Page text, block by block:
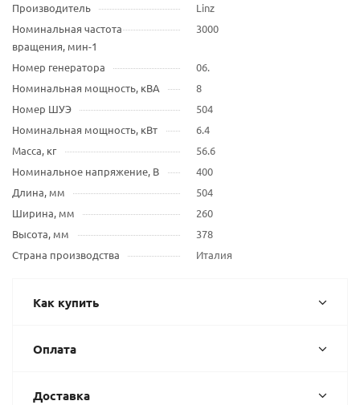
Производитель
Linz
Номинальная частота
вращения, мин-1
3000
Номер генератора
06.
Номинальная мощность, кВА
8
Номер ШУЭ
504
Номинальная мощность, кВт
6.4
Масса, кг
56.6
Номинальное напряжение, В
400
Длина, мм
504
Ширина, мм
260
Высота, мм
378
Страна производства
Италия
Как купить
Оплата
Доставка